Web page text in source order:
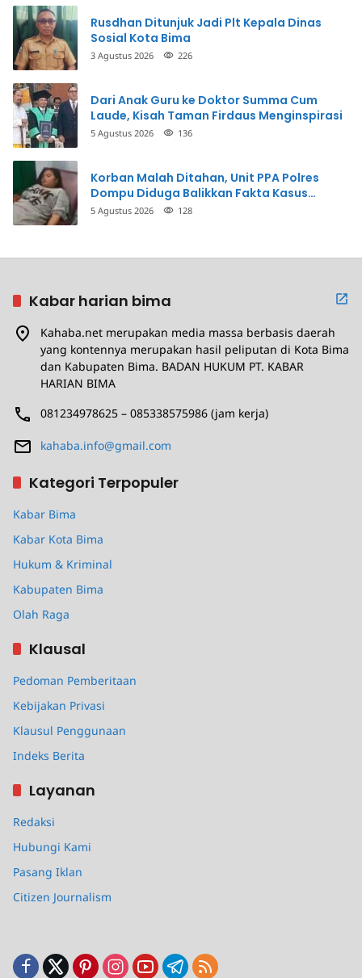
Rusdhan Ditunjuk Jadi Plt Kepala Dinas
Sosial Kota Bima
3 Agustus 2026 226
Dari Anak Guru ke Doktor Summa Cum
Laude, Kisah Taman Firdaus Menginspirasi
5 Agustus 2026 136
Korban Malah Ditahan, Unit PPA Polres
Dompu Diduga Balikkan Fakta Kasus
Penganiayaan
5 Agustus 2026 128
Kabar harian bima
Kahaba.net merupakan media massa berbasis daerah
yang kontennya merupakan hasil peliputan di Kota Bima
dan Kabupaten Bima. BADAN HUKUM PT. KABAR
HARIAN BIMA
081234978625 – 085338575986 (jam kerja)
kahaba.info@gmail.com
Kategori Terpopuler
Kabar Bima
Kabar Kota Bima
Hukum & Kriminal
Kabupaten Bima
Olah Raga
Klausal
Pedoman Pemberitaan
Kebijakan Privasi
Klausul Penggunaan
Indeks Berita
Layanan
Redaksi
Hubungi Kami
Pasang Iklan
Citizen Journalism